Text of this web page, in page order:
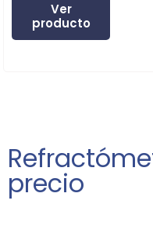
Ver
producto
precio